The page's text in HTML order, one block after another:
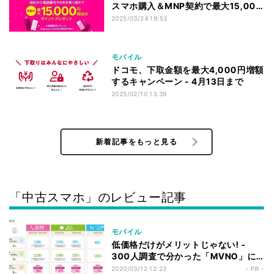
スマホ購入＆MNP契約で最大15,000
ポイント還元
2025/03/24 19:53
モバイル
ドコモ、下取金額を最大4,000円増額
するキャンペーン - 4月13日まで
2025/02/10 13:39
新着記事をもっと見る
「中古スマホ」のレビュー記事
モバイル
低価格だけがメリットじゃない! -
300人調査で分かった「MVNO」に
乗り換えるべき理由
2020/03/12 12:23 - PR -